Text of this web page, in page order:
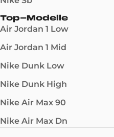
Top-Modelle
Air Jordan 1 Low
Air Jordan 1 Mid
Nike Dunk Low
Nike Dunk High
Nike Air Max 90
Nike Air Max Dn